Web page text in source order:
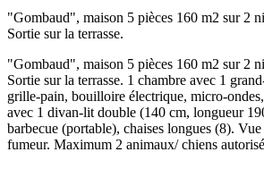
"Gombaud", maison 5 pièces 160 m2 sur 2
Sortie sur la terrasse.
"Gombaud", maison 5 pièces 160 m2 sur 2
Sortie sur la terrasse. 1 chambre avec 1
grille-pain, bouilloire électrique, micro-
avec 1 divan-lit double (140 cm, longueur
barbecue (portable), chaises longues (8).
fumeur. Maximum 2 animaux/ chiens